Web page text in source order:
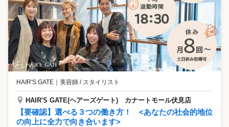
HAIR'S GATE 美容師 / スタイリスト
HAIR'S GATE(ヘアーズゲート) カナートモール伏見店
【要確認】選べる３つの働き方！ <あなたの社会的地位
の向上に全力で向き合います>